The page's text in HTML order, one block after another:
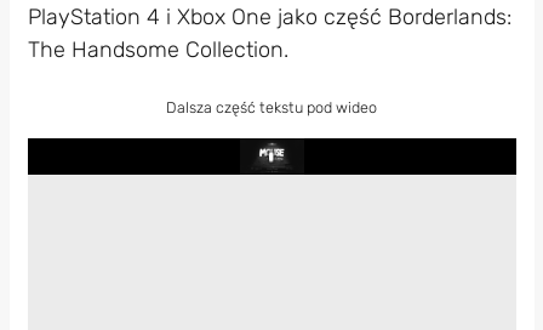
PlayStation 4 i Xbox One jako część Borderlands:
The Handsome Collection.
Dalsza część tekstu pod wideo
Play